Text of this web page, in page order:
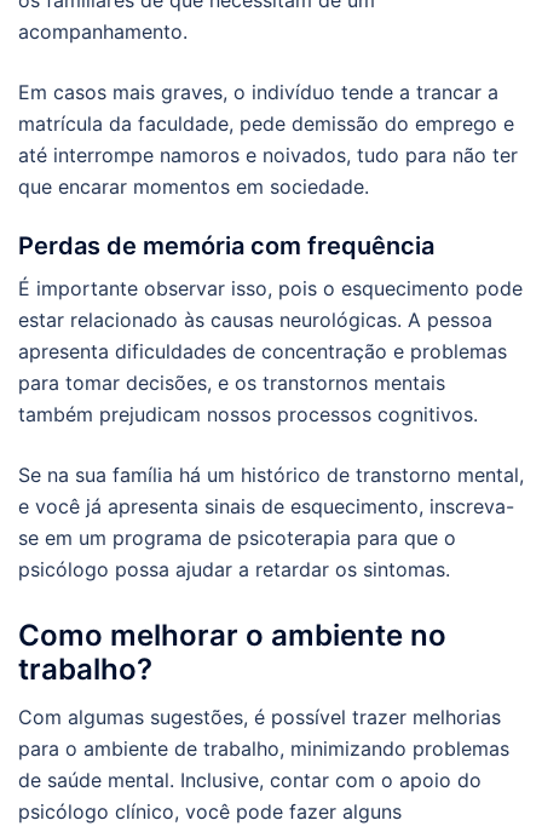
acompanhamento.
Em casos mais graves, o indivíduo tende a trancar a
matrícula da faculdade, pede demissão do emprego e
até interrompe namoros e noivados, tudo para não ter
que encarar momentos em sociedade.
Perdas de memória com frequência
É importante observar isso, pois o esquecimento pode
estar relacionado às causas neurológicas. A pessoa
apresenta dificuldades de concentração e problemas
para tomar decisões, e os transtornos mentais
também prejudicam nossos processos cognitivos.
Se na sua família há um histórico de transtorno mental,
e você já apresenta sinais de esquecimento, inscreva-
se em um programa de psicoterapia para que o
psicólogo possa ajudar a retardar os sintomas.
Como melhorar o ambiente no
trabalho?
Com algumas sugestões, é possível trazer melhorias
para o ambiente de trabalho, minimizando problemas
de saúde mental. Inclusive, contar com o apoio do
psicólogo clínico, você pode fazer alguns